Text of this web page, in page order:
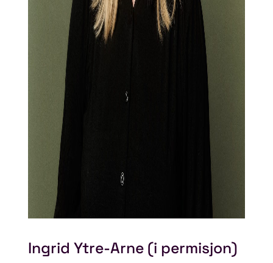
Ingrid Ytre-Arne (i permisjon)